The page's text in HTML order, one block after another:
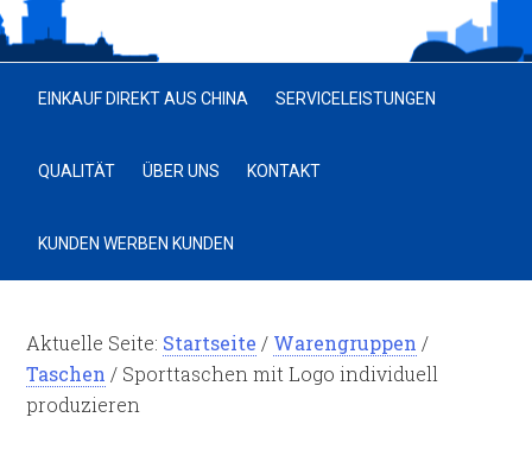
EINKAUF DIREKT AUS CHINA SERVICELEISTUNGEN
QUALITÄT ÜBER UNS KONTAKT
KUNDEN WERBEN KUNDEN
Aktuelle Seite: Startseite / Warengruppen /
Taschen / Sporttaschen mit Logo individuell
produzieren